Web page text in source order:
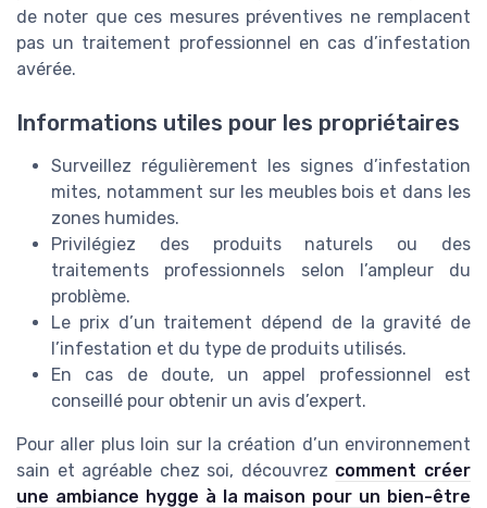
de noter que ces mesures préventives ne remplacent
pas un traitement professionnel en cas d’infestation
avérée.
Informations utiles pour les propriétaires
Surveillez régulièrement les signes d’infestation
mites, notamment sur les meubles bois et dans les
zones humides.
Privilégiez des produits naturels ou des
traitements professionnels selon l’ampleur du
problème.
Le prix d’un traitement dépend de la gravité de
l’infestation et du type de produits utilisés.
En cas de doute, un appel professionnel est
conseillé pour obtenir un avis d’expert.
Pour aller plus loin sur la création d’un environnement
sain et agréable chez soi, découvrez comment créer
une ambiance hygge à la maison pour un bien-être